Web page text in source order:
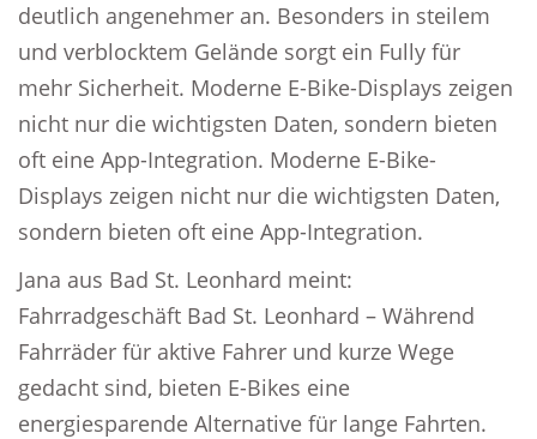
deutlich angenehmer an. Besonders in steilem
und verblocktem Gelände sorgt ein Fully für
mehr Sicherheit. Moderne E-Bike-Displays zeigen
nicht nur die wichtigsten Daten, sondern bieten
oft eine App-Integration. Moderne E-Bike-
Displays zeigen nicht nur die wichtigsten Daten,
sondern bieten oft eine App-Integration.
Jana aus Bad St. Leonhard meint:
Fahrradgeschäft Bad St. Leonhard – Während
Fahrräder für aktive Fahrer und kurze Wege
gedacht sind, bieten E-Bikes eine
energiesparende Alternative für lange Fahrten.